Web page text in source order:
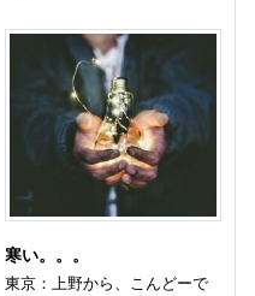
寒い。。。
東京：上野から、こんどーで